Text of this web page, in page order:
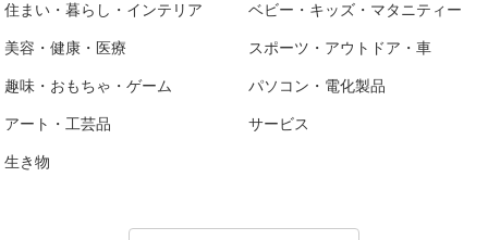
住まい・暮らし・インテリア ベビー・キッズ・マタニティー
美容・健康・医療 スポーツ・アウトドア・車
趣味・おもちゃ・ゲーム パソコン・電化製品
アート・工芸品 サービス
生き物